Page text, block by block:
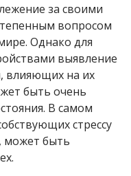
за своими
вопросом
Однако для
выявление
влияющих на их
быть очень
В самом
стрессу
может быть